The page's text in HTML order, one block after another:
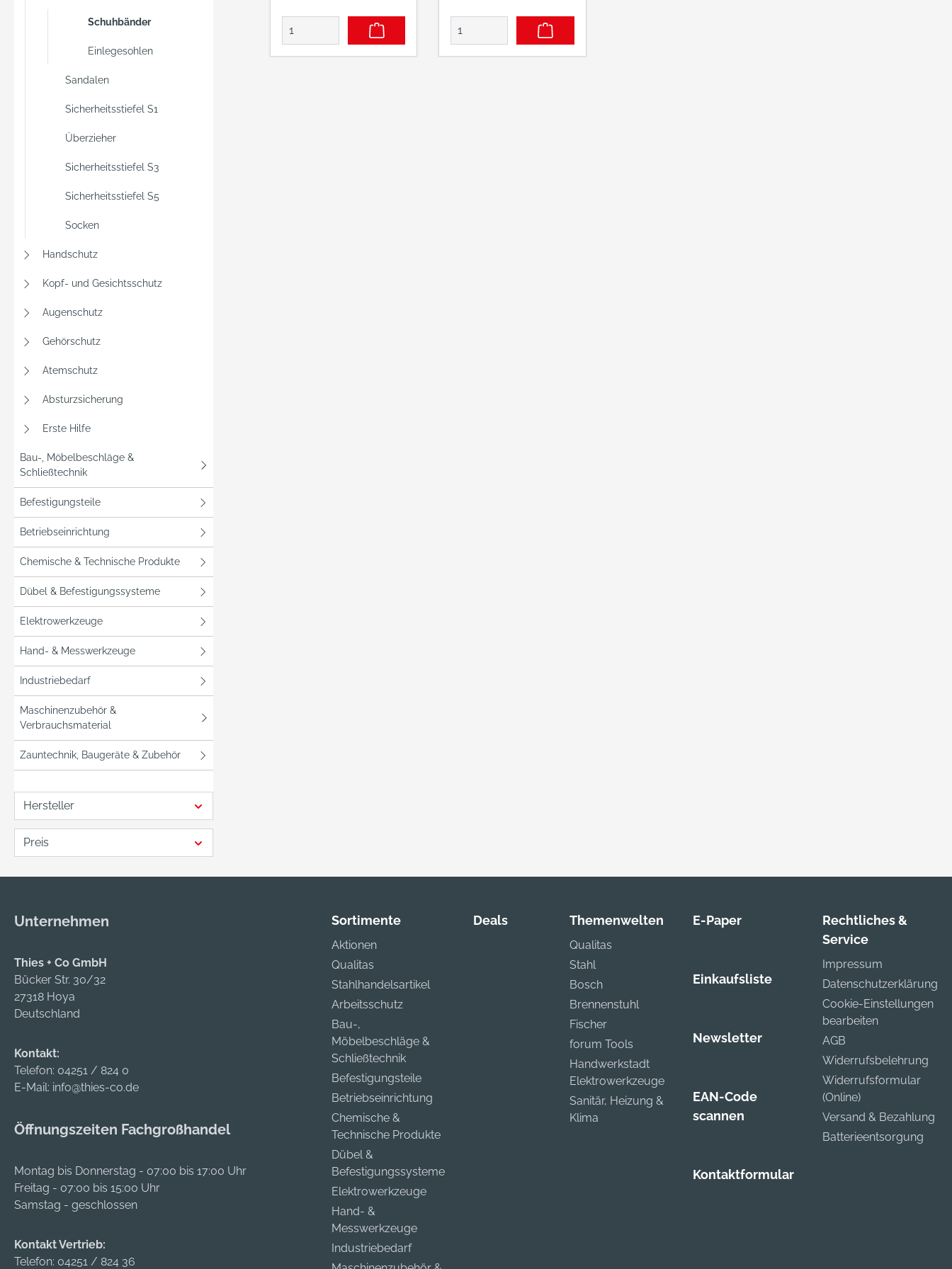
Schuhbänder
Einlegesohlen
Sandalen
Sicherheitsstiefel S1
Überzieher
Sicherheitsstiefel S3
Sicherheitsstiefel S5
Socken
Handschutz
Kopf- und Gesichtsschutz
Augenschutz
Gehörschutz
Atemschutz
Absturzsicherung
Erste Hilfe
Bau-, Möbelbeschläge &
Schließtechnik
Befestigungsteile
Betriebseinrichtung
Chemische & Technische Produkte
Dübel & Befestigungssysteme
Elektrowerkzeuge
Hand- & Messwerkzeuge
Industriebedarf
Maschinenzubehör &
Verbrauchsmaterial
Zauntechnik, Baugeräte & Zubehör
Hersteller
Preis
Unternehmen
Thies + Co GmbH
Bücker Str. 30/32
27318 Hoya
Deutschland
Kontakt:
Telefon: 04251 / 824 0
E-Mail: info@thies-co.de
Öffnungszeiten Fachgroßhandel
Montag bis Donnerstag - 07:00 bis 17:00 Uhr
Freitag - 07:00 bis 15:00 Uhr
Samstag - geschlossen
Kontakt Vertrieb:
Telefon: 04251 / 824 36
Sortimente
Aktionen
Qualitas
Stahlhandelsartikel
Arbeitsschutz
Bau-,
Möbelbeschläge &
Schließtechnik
Befestigungsteile
Betriebseinrichtung
Chemische &
Technische Produkte
Dübel &
Befestigungssysteme
Elektrowerkzeuge
Hand- &
Messwerkzeuge
Industriebedarf
Deals Themenwelten
Qualitas
Stahl
Bosch
Brennenstuhl
Fischer
forum Tools
Handwerkstadt
Elektrowerkzeuge
Sanitär, Heizung &
Klima
E-Paper
Einkaufsliste
Newsletter
EAN-Code
scannen
Kontaktformular
Rechtliches &
Service
Impressum
Datenschutzerklärung
Cookie-Einstellungen
bearbeiten
AGB
Widerrufsbelehrung
Widerrufsformular
(Online)
Versand & Bezahlung
Batterieentsorgung